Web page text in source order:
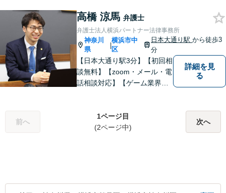
ドバイスを提供します！ま
た、500件以上の交通事故案
件対応の実績から、皆様の利
益の最大化に努めます。【初
回相談無料】
高橋 涼馬 弁護士
弁護士法人横浜パートナー法律事務所
神奈川
県
|
横浜市中
区
日本大通り駅から徒歩3
分
【日本大通り駅3分】【初回相
談無料】【zoom・メール・電
話相談対応】【ゲーム業界・
ンスと丁寧なリーガルサービ
スの提供を心がけておりま
詳細を見
る
前へ
1ページ目
(2ページ中)
次へ